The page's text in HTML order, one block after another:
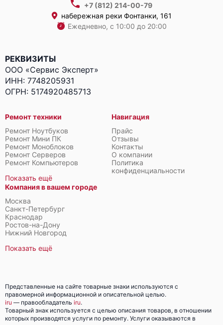
+7 (812) 214-00-79
набережная реки Фонтанки, 161
Ежедневно, с 10:00 до 20:00
РЕКВИЗИТЫ
ООО «Сервис Эксперт»
ИНН: 7748205931
ОГРН: 5174920485713
Ремонт техники
Ремонт Ноутбуков
Ремонт Мини ПК
Ремонт Моноблоков
Ремонт Серверов
Ремонт Компьютеров
Показать ещё
Компания в вашем городе
Москва
Санкт-Петербург
Краснодар
Ростов-на-Дону
Нижний Новгород
Показать ещё
Навигация
Прайс
Отзывы
Контакты
О компании
Политика
конфиденциальности
Представленные на сайте товарные знаки используются с
правомерной информационной и описательной целью.
iru — правообладатель iru.
Товарный знак используется с целью описания товаров, в отношении
которых производятся услуги по ремонту. Услуги оказываются в